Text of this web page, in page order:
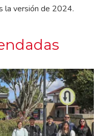
la versión de 2024.